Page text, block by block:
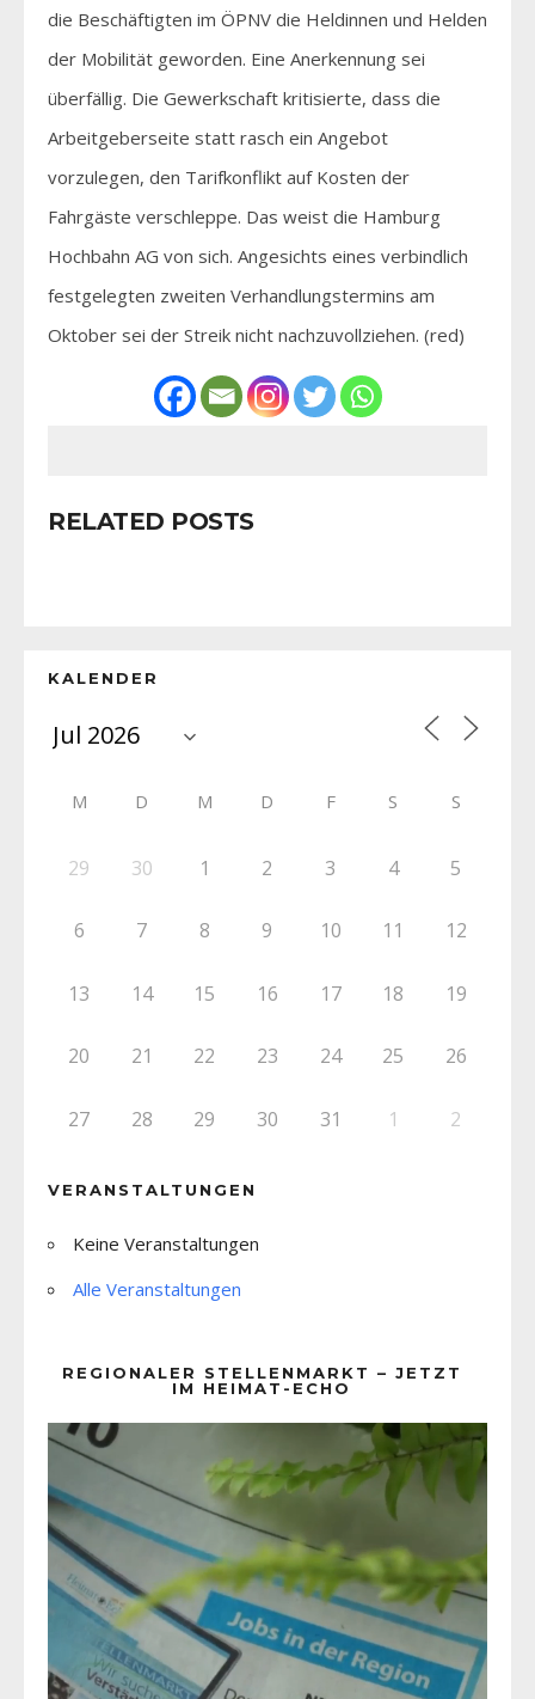
die Beschäftigten im ÖPNV die Heldinnen und Helden
der Mobilität geworden. Eine Anerkennung sei
überfällig. Die Gewerkschaft kritisierte, dass die
Arbeitgeberseite statt rasch ein Angebot
vorzulegen, den Tarifkonflikt auf Kosten der
Fahrgäste verschleppe. Das weist die Hamburg
Hochbahn AG von sich. Angesichts eines verbindlich
festgelegten zweiten Verhandlungstermins am
Oktober sei der Streik nicht nachzuvollziehen. (red)
RELATED POSTS
KALENDER
M D M D F S S
29 30 1 2 3 4 5
6 7 8 9 10 11 12
13 14 15 16 17 18 19
20 21 22 23 24 25 26
27 28 29 30 31 1 2
VERANSTALTUNGEN
Keine Veranstaltungen
Alle Veranstaltungen
REGIONALER STELLENMARKT – JETZT
IM HEIMAT-ECHO
Player